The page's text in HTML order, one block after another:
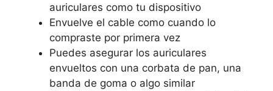
auriculares como tu dispositivo
Envuelve el cable como cuando lo
compraste por primera vez
Puedes asegurar los auriculares
envueltos con una corbata de pan, una
banda de goma o algo similar